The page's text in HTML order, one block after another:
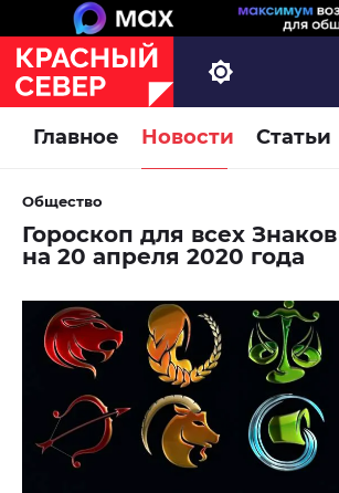
Главное Новости Статьи
Общество
Гороскоп для всех
на 20 апреля 2020 года